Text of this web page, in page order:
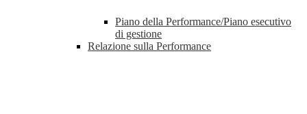
Piano della Performance/Piano esecutivo
di gestione
Relazione sulla Performance